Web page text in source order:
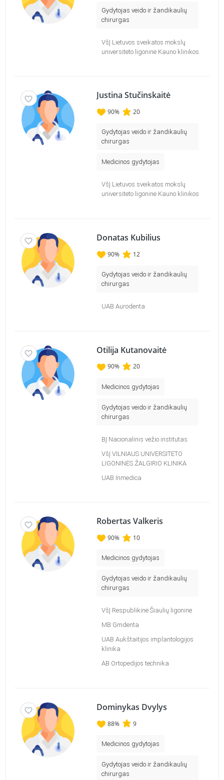
Gydytojas veido ir žandikaulių
chirurgas
VšĮ Lietuvos sveikatos mokslų
universiteto ligoninė Kauno klinikos
Justina Stučinskaitė
90% 20
Gydytojas veido ir žandikaulių
chirurgas
Medicinos gydytojas
VšĮ Lietuvos sveikatos mokslų
universiteto ligoninė Kauno klinikos
Donatas Kubilius
90% 12
Gydytojas veido ir žandikaulių
chirurgas
UAB Aurodenta
Otilija Kutanovaitė
90% 20
Medicinos gydytojas
Gydytojas veido ir žandikaulių
chirurgas
BĮ Nacionalinis vėžio institutas
VšĮ VILNIAUS UNIVERSITETO
LIGONINĖS ŽALGIRIO KLINIKA
UAB Inmedica
Robertas Valkeris
90% 10
Medicinos gydytojas
Gydytojas veido ir žandikaulių
chirurgas
VšĮ Respublikinė Šiaulių ligoninė
MB Gmdenta
UAB Aukštaitijos implantologijos
klinika
AB Ortopedijos technika
Dominykas Dvylys
88% 9
Medicinos gydytojas
Gydytojas veido ir žandikaulių
chirurgas